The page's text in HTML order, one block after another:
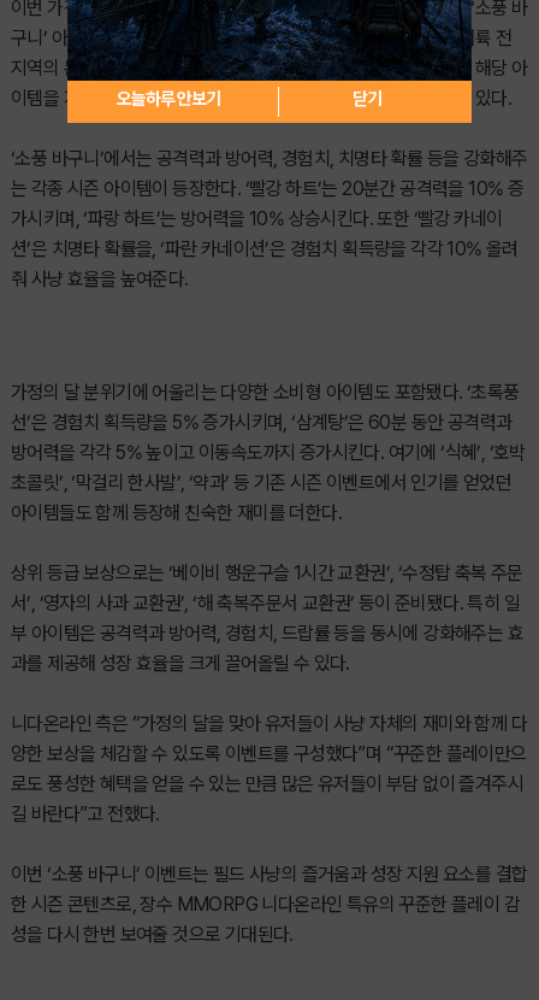
이번 가정의 달 이벤트에서는 몬스터 사냥을 통해 획득할 수 있는 ‘소풍 바
구니’ 아이템이 핵심 콘텐츠로 등장한다. 이벤트 기간 동안 니다 대륙 전
지역의 몬스터를 사냥하면 일정 확률로 ‘소풍 바구니’가 드랍되며, 해당 아
이템을 개봉하면 다양한 버프 및 지원 아이템 중 하나를 획득할 수 있다.
‘소풍 바구니’에서는 공격력과 방어력, 경험치, 치명타 확률 등을 강화해주
는 각종 시즌 아이템이 등장한다. ‘빨강 하트’는 20분간 공격력을 10% 증
가시키며, ‘파랑 하트’는 방어력을 10% 상승시킨다. 또한 ‘빨강 카네이
션’은 치명타 확률을, ‘파란 카네이션’은 경험치 획득량을 각각 10% 올려
줘 사냥 효율을 높여준다.
가정의 달 분위기에 어울리는 다양한 소비형 아이템도 포함됐다. ‘초록풍
선’은 경험치 획득량을 5% 증가시키며, ‘삼계탕’은 60분 동안 공격력과
방어력을 각각 5% 높이고 이동속도까지 증가시킨다. 여기에 ‘식혜’, ‘호박
초콜릿’, ‘막걸리 한사발’, ‘약과’ 등 기존 시즌 이벤트에서 인기를 얻었던
아이템들도 함께 등장해 친숙한 재미를 더한다.
상위 등급 보상으로는 ‘베이비 행운구슬 1시간 교환권’, ‘수정탑 축복 주문
서’, ‘영자의 사과 교환권’, ‘해 축복주문서 교환권’ 등이 준비됐다. 특히 일
부 아이템은 공격력과 방어력, 경험치, 드랍률 등을 동시에 강화해주는 효
과를 제공해 성장 효율을 크게 끌어올릴 수 있다.
니다온라인 측은 “가정의 달을 맞아 유저들이 사냥 자체의 재미와 함께 다
양한 보상을 체감할 수 있도록 이벤트를 구성했다”며 “꾸준한 플레이만으
로도 풍성한 혜택을 얻을 수 있는 만큼 많은 유저들이 부담 없이 즐겨주시
길 바란다”고 전했다.
이번 ‘소풍 바구니’ 이벤트는 필드 사냥의 즐거움과 성장 지원 요소를 결합
한 시즌 콘텐츠로, 장수 MMORPG 니다온라인 특유의 꾸준한 플레이 감
성을 다시 한번 보여줄 것으로 기대된다.
오늘하루 안보기 닫기